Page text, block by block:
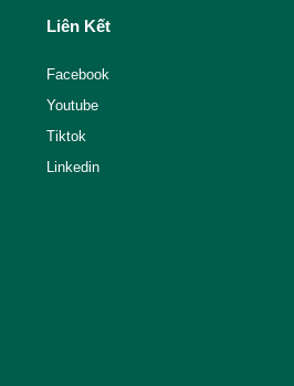
Liên Kết
Facebook
Youtube
Tiktok
Linkedin